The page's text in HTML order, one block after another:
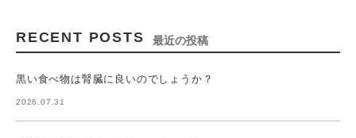
RECENT POSTS 最近の投稿
黒い食べ物は腎臓に良いのでしょうか？
2026.07.31